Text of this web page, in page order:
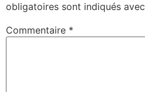
obligatoires sont indiqués avec
Commentaire *